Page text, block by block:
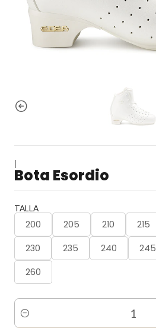
Bota Esordio
TALLA
200 205 210 215
230
235 240 245
260
Cantidad